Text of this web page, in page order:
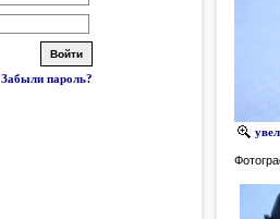
Забыли пароль?